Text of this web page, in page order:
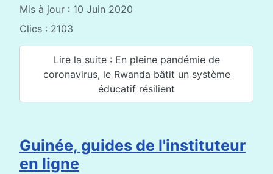
Mis à jour : 10 Juin 2020
Clics : 2103
Lire la suite : En pleine pandémie de
coronavirus, le Rwanda bâtit un système
éducatif résilient
Guinée, guides de l'instituteur
en ligne